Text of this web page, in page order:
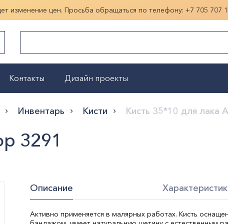
изменение цен. Просьба обращаться по телефону: +7 705 707
Показать больше
Контакты Дизайн проекты
Инвентарь Кисти Кисть 35*10 для лака
3291
Описание
Активно применяется в малярных работах. Кисть